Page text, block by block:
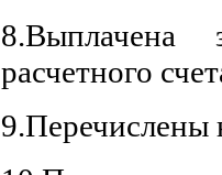
8.Выплачена
расчетного
9.Перечислены